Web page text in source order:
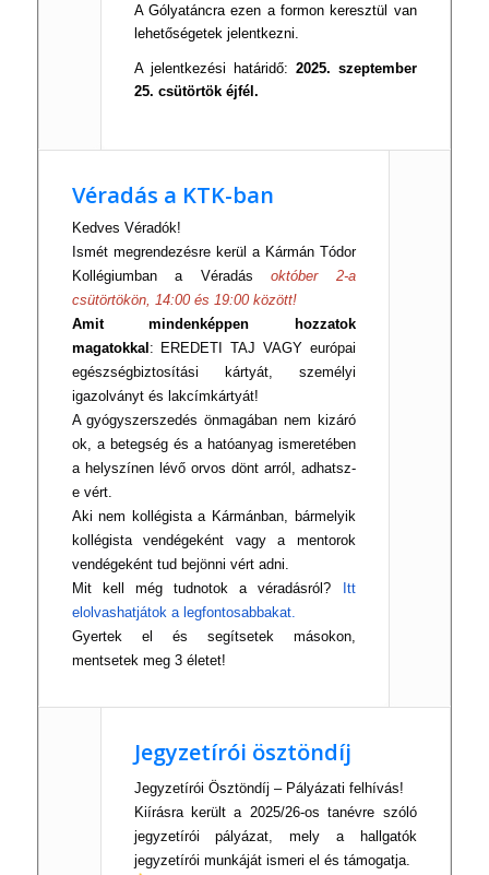
A Gólyatáncra ezen a formonkeresztül van
lehetőségetek jelentkezni.
A jelentkezési határidő: 2025. szeptember
25. csütörtök éjfél.
Véradás a KTK-ban
Kedves Véradók!
Ismét megrendezésre kerül a Kármán Tódor
Kollégiumban a Véradásoktóber 2-a
csütörtökön, 14:00 és 19:00 között!
Amit mindenképpen hozzatok
magatokkal : EREDETI TAJ VAGY európai
egészségbiztosítási kártyát, személyi
igazolványt és lakcímkártyát!
A gyógyszerszedés önmagában nem kizáró
ok, a betegség és a hatóanyag ismeretében
a helyszínen lévő orvos dönt arról, adhatsz-
e vért.
Aki nem kollégista a Kármánban, bármelyik
kollégista vendégeként vagy a mentorok
vendégeként tud bejönni vért adni.
Mit kell még tudnotok a véradásról?
Itt
elolvashatjátok a legfontosabbakat.
Gyertek el és segítsetek másokon,
mentsetek meg 3 életet!
Jegyzetírói ösztöndíj
Jegyzetírói Ösztöndíj – Pályázati felhívás!
Kiírásra került a 2025/26-os tanévre szóló
jegyzetírói pályázat, mely a hallgatók
jegyzetírói munkáját ismeri el és támogatja.